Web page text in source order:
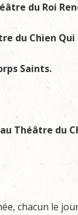
du Roi
du Chien Qui
Saints.
Théâtre du
chacun le